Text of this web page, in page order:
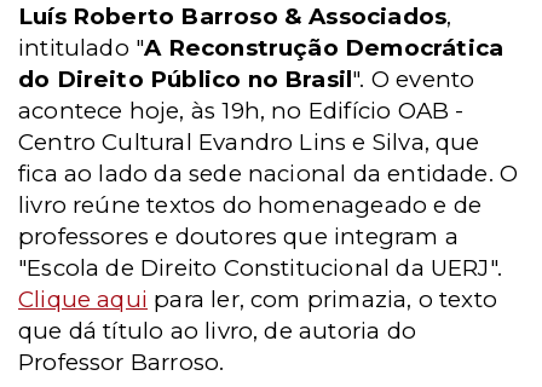
Luís Roberto Barroso & Associados,
intitulado "A Reconstrução Democrática
do Direito Público no Brasil". O evento
acontece hoje, às 19h, no Edifício OAB -
Centro Cultural Evandro Lins e Silva, que
fica ao lado da sede nacional da entidade. O
livro reúne textos do homenageado e de
professores e doutores que integram a
"Escola de Direito Constitucional da UERJ".
Clique aqui para ler, com primazia, o texto
que dá título ao livro, de autoria do
Professor Barroso.